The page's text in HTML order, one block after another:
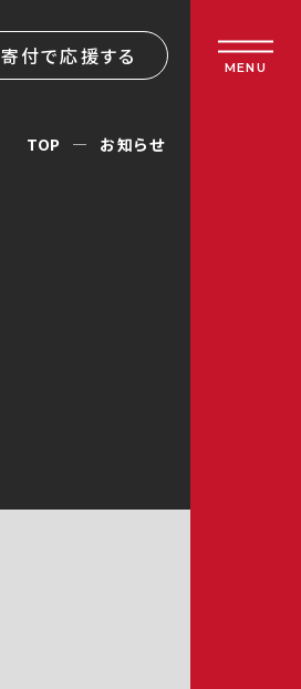
寄付で応援する MENU
TOP お知らせ